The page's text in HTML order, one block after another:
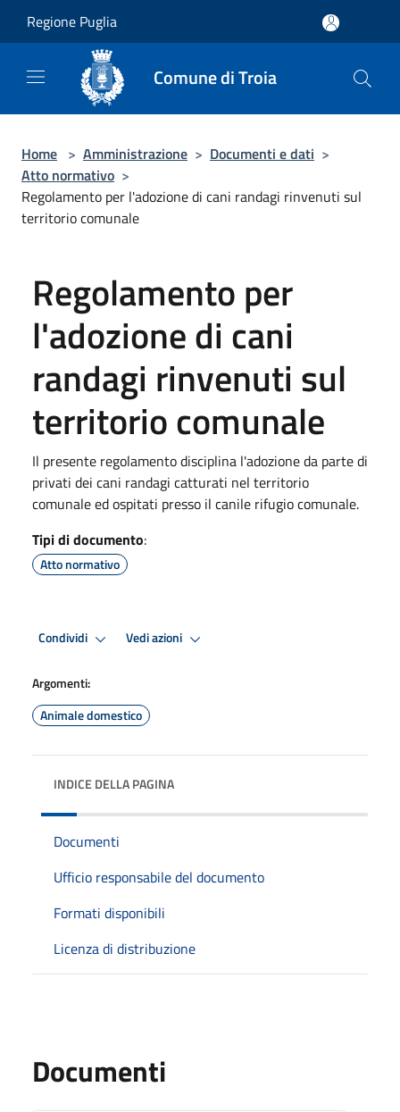
Regione Puglia
Comune di Troia
Home > Amministrazione > Documenti e dati >
Atto normativo >
Regolamento per l'adozione di cani randagi rinvenuti sul
territorio comunale
Regolamento per
l'adozione di cani
randagi rinvenuti sul
territorio comunale
Il presente regolamento disciplina l'adozione da parte di
privati dei cani randagi catturati nel territorio
comunale ed ospitati presso il canile rifugio comunale.
Tipi di documento:
Atto normativo
Condividi Vedi azioni
Argomenti:
Animale domestico
INDICE DELLA PAGINA
Documenti
Ufficio responsabile del documento
Formati disponibili
Licenza di distribuzione
Documenti